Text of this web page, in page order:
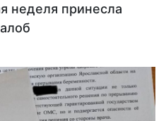
неделя принесла